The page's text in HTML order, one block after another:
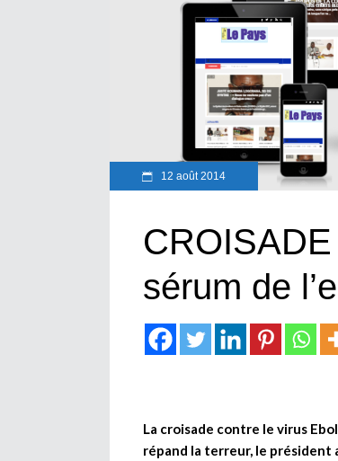
12 août 2014
sérum de
La croisade contre le virus
répand la terreur, le président